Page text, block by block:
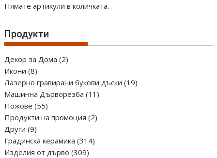
Нямате артикули в количката.
Продукти
Декор за Дома 22
Икони 88
продукта
Лазерно гравирани букови дъски 1919
Машинна Дърворезба 11 11
Ножове 5555
продукта
Продукти на промоция 22
Други 99
продукта
Градинска керамика 314314
Изделия от дърво 309309